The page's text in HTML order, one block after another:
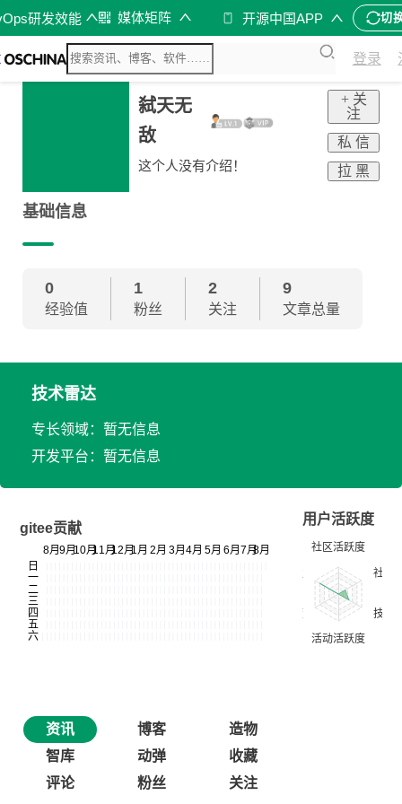
研发效能 媒体矩阵 开源中国APP 切
登录
弑天无
敌
这个人没有介绍！
+ 关
注
私 信
拉 黑
基础信息
0
经验值
1
粉丝
2
关注
9
文章总量
技术雷达
专长领域：暂无信息
开发平台：暂无信息
gitee贡献
用户活跃度
资讯 博客
造物
智库
动弹
收藏
评论
粉丝 关注